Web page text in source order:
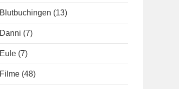
Blutbuchingen (13)
Danni (7)
Eule (7)
Filme (48)